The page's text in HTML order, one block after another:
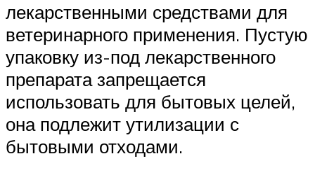
лекарственными средствами для
ветеринарного применения. Пустую
упаковку из-под лекарственного
препарата запрещается
использовать для бытовых целей,
она подлежит утилизации с
бытовыми отходами.